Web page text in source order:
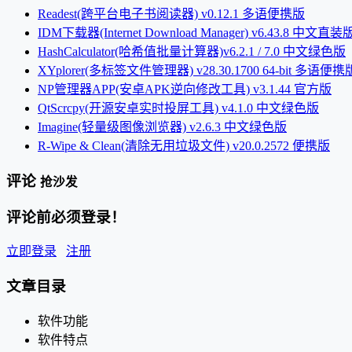
Readest(跨平台电子书阅读器) v0.12.1 多语便携版
IDM下载器(Internet Download Manager) v6.43.8 中文直装
HashCalculator(哈希值批量计算器)v6.2.1 / 7.0 中文绿色版
XYplorer(多标签文件管理器) v28.30.1700 64-bit 多语便携
NP管理器APP(安卓APK逆向修改工具) v3.1.44 官方版
QtScrcpy(开源安卓实时投屏工具) v4.1.0 中文绿色版
Imagine(轻量级图像浏览器) v2.6.3 中文绿色版
R-Wipe & Clean(清除无用垃圾文件) v20.0.2572 便携版
评论 抢沙发
评论前必须登录！
立即登录 注册
文章目录
软件功能
软件特点